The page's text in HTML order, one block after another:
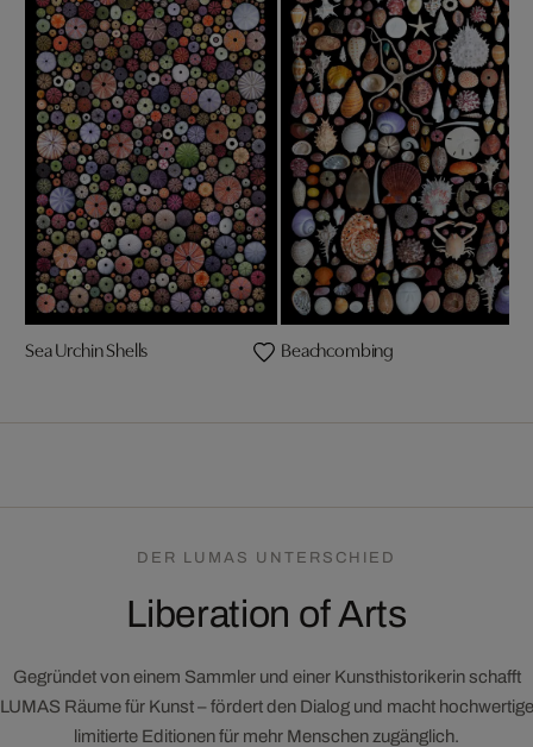
Sea Urchin Shells Beachcombing
DER LUMAS UNTERSCHIED
Liberation of Arts
Gegründet von einem Sammler und einer Kunsthistorikerin schafft
LUMAS Räume für Kunst – fördert den Dialog und macht hochwertige
limitierte Editionen für mehr Menschen zugänglich.